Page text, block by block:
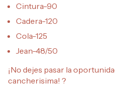
Cintura-90
Cadera-120
Cola-125
Jean-48/50
¡No dejes pasar la
cancherisima! ?